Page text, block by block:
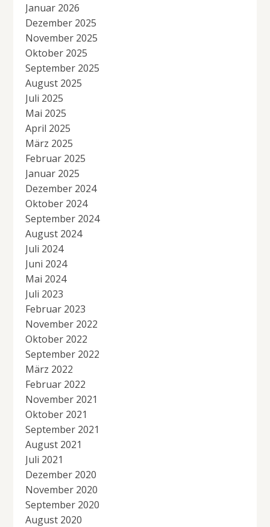
Januar 2026
Dezember 2025
November 2025
Oktober 2025
September 2025
August 2025
Juli 2025
Mai 2025
April 2025
März 2025
Februar 2025
Januar 2025
Dezember 2024
Oktober 2024
September 2024
August 2024
Juli 2024
Juni 2024
Mai 2024
Juli 2023
Februar 2023
November 2022
Oktober 2022
September 2022
März 2022
Februar 2022
November 2021
Oktober 2021
September 2021
August 2021
Juli 2021
Dezember 2020
November 2020
September 2020
August 2020